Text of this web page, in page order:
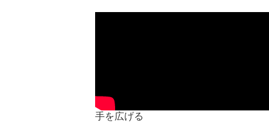
手を広げる